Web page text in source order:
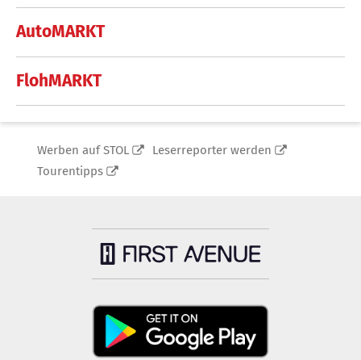
AutoMARKT
FlohMARKT
Werben auf STOL
Leserreporter werden
Tourentipps